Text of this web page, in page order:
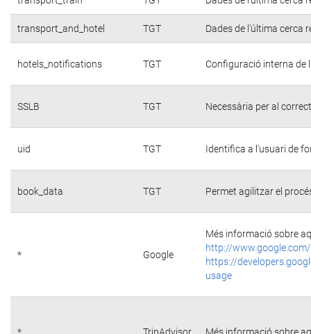
transport_and_hotel TGT Dades de l'última cerca
hotels_notifications TGT Configuració interna de
SSLB TGT Necessària per al
uid TGT Identifica a l'usuari de
book_data TGT Permet agilitzar el
* Google
Més informació sobre
http://
https://
usage